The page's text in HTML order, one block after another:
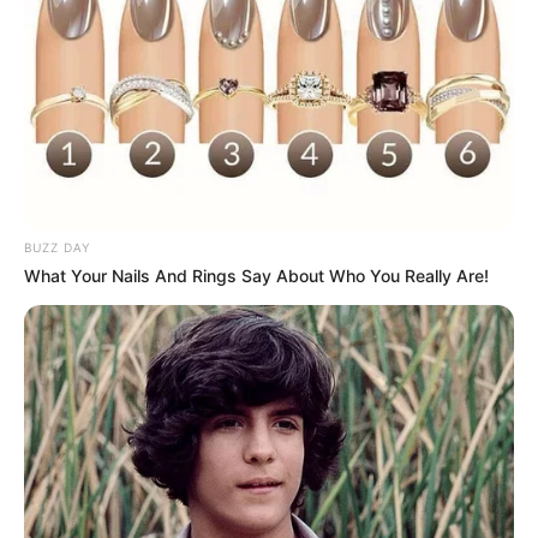
Film
Bulan Darah(2025)
BUZZ DAY
What Your Nails And Rings Say About Who You Really Are!